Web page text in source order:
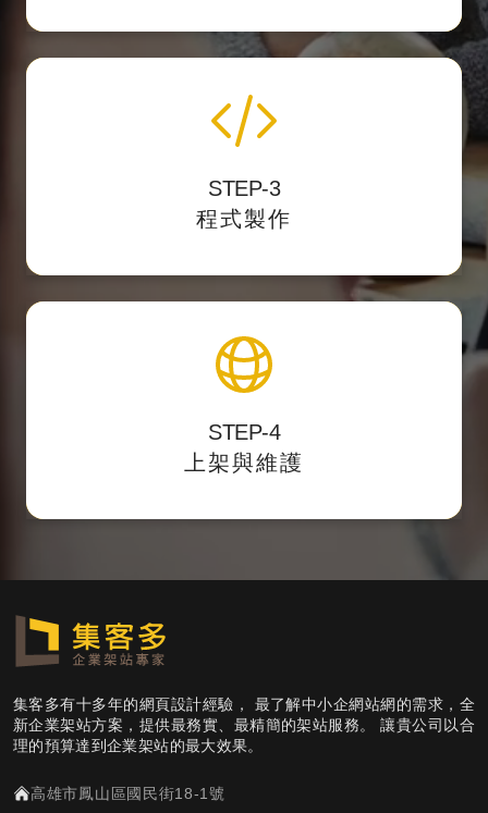
STEP-3
程式製作
程式化與後台製作
我們開發後台力求精簡好用，讓客戶第一次使
用就上手。
STEP-4
上架與維護
上架與維護
提供後台測試點，校對後正式上架，
網站sitemap提供搜尋引擎蒐錄。
集客多有十多年的網頁設計經驗， 最了解中小企網站網的需求，全
新企業架站方案，提供最務實、最精簡的架站服務。 讓貴公司以合
理的預算達到企業架站的最大效果。
高雄市鳳山區國民街18-1號